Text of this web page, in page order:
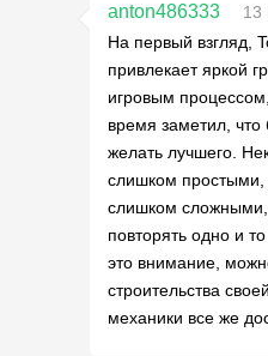
anton486333
13
На первый взгляд,
привлекает яркой
игровым
время заметил, что
желать лучшего.
слишком простыми,
слишком сложными,
повторять одно и
это внимание,
строительства
механики все же